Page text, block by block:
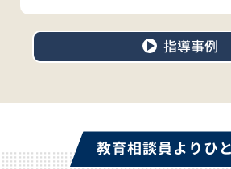
指導事例
教育相談員よりひ